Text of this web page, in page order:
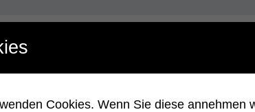
Cookies. Wenn Sie diese annehmen